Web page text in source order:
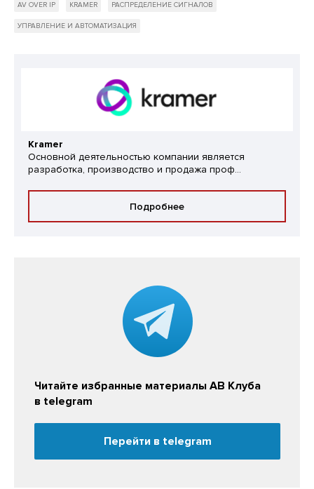
AV OVER IP KRAMER РАСПРЕДЕЛЕНИЕ СИГНАЛОВ
УПРАВЛЕНИЕ И АВТОМАТИЗАЦИЯ
Kramer
Основной деятельностью компании является
разработка, производство и продажа проф...
Подробнее
Читайте избранные материалы АВ Клуба
в telegram
Перейти в telegram